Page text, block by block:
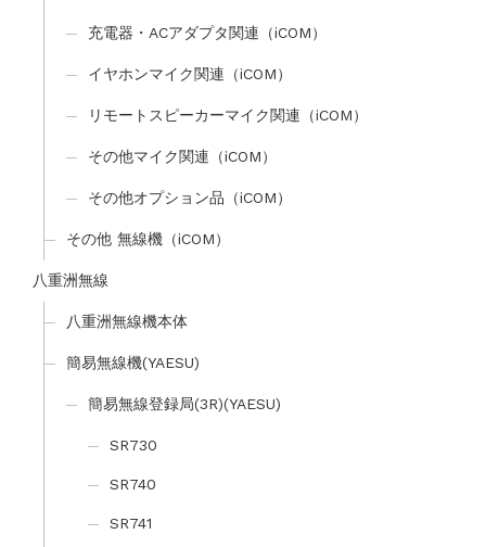
充電器・ACアダプタ関連（iCOM）
イヤホンマイク関連（iCOM）
リモートスピーカーマイク関連（iCOM）
その他マイク関連（iCOM）
その他オプション品（iCOM）
その他 無線機（iCOM）
八重洲無線
八重洲無線機本体
簡易無線機(YAESU)
簡易無線登録局(3R)(YAESU)
SR730
SR740
SR741